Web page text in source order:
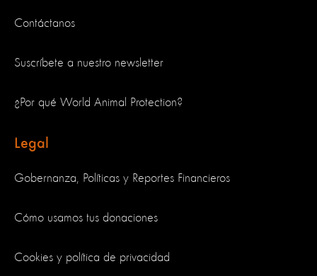
Contáctanos
Suscríbete a nuestro newsletter
¿Por qué World Animal Protection?
Legal
Gobernanza, Políticas y Reportes Financieros
Cómo usamos tus donaciones
Cookies y política de privacidad